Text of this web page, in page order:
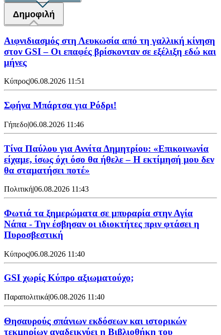
Δημοφιλή
Αιφνιδιασμός στη Λευκωσία από τη γαλλική κίνηση
στον GSI – Οι επαφές βρίσκονταν σε εξέλιξη εδώ και
μήνες
Κύπρος|06.08.2026 11:51
Σφήνα Μπάρτσα για Ρόδρι!
Γήπεδο|06.08.2026 11:46
Τίνα Παύλου για Αννίτα Δημητρίου: «Επικοινωνία
είχαμε, ίσως όχι όσο θα ήθελε – Η εκτίμησή μου δεν
θα σταματήσει ποτέ»
Πολιτική|06.08.2026 11:43
Φωτιά τα ξημερώματα σε μπυραρία στην Αγία
Νάπα - Την έσβησαν οι ιδιοκτήτες πριν φτάσει η
Πυροσβεστική
Κύπρος|06.08.2026 11:40
GSI χωρίς Κύπρο αξιωματούχο;
Παραπολιτικά|06.08.2026 11:40
Θησαυρούς σπάνιων εκδόσεων και ιστορικών
τεκμηρίων αναδεικνύει η Βιβλιοθήκη του